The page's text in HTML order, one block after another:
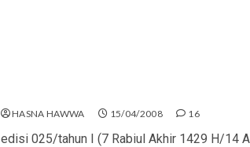
HASNA HAWWA 15/04/2008 16
edisi 025/tahun I (7 Rabiul Akhir 1429 H/14